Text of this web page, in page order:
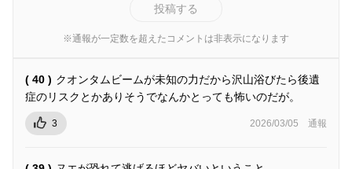
投稿する
※通報が一定数を超えたコメントは非表示になります
( 40 ) クオンタムビームが未知の力だから沢山浴びたら後遺
症のリスクとかありそうでなんかとっても怖いのだが。
3 2026/03/05 通報